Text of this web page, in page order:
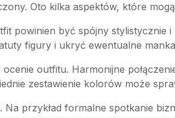
Oto kilka aspektów, które
powinien być spójny stylistycznie
figury i ukryć ewentualne
outfitu. Harmonijne
zestawienie kolorów może
przykład formalne spotkanie